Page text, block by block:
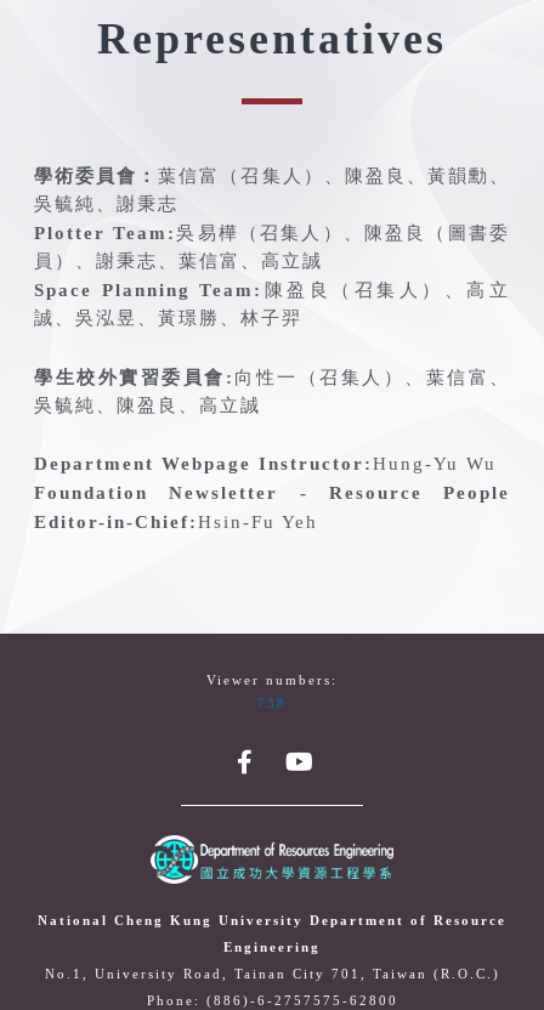
Representatives
學術委員會：葉信富（召集人）、陳盈良、黃韻勳、
吳毓純、謝秉志
Plotter Team:吳易樺（召集人）、陳盈良（圖書委
員）、謝秉志、葉信富、高立誠
Space Planning Team: 陳盈良（召集人）、高立
誠、吳泓昱、黃璟勝、林子羿
學生校外實習委員會: 向性一（召集人）、葉信富、
吳毓純、陳盈良、高立誠
Department Webpage Instructor:Hung-Yu Wu
Foundation Newsletter - Resource People
Editor-in-Chief:Hsin-Fu Yeh
Viewer numbers:
738
National Cheng Kung University Department of Resource
Engineering
No.1, University Road, Tainan City 701, Taiwan (R.O.C.)
Phone: (886)-6-2757575-62800